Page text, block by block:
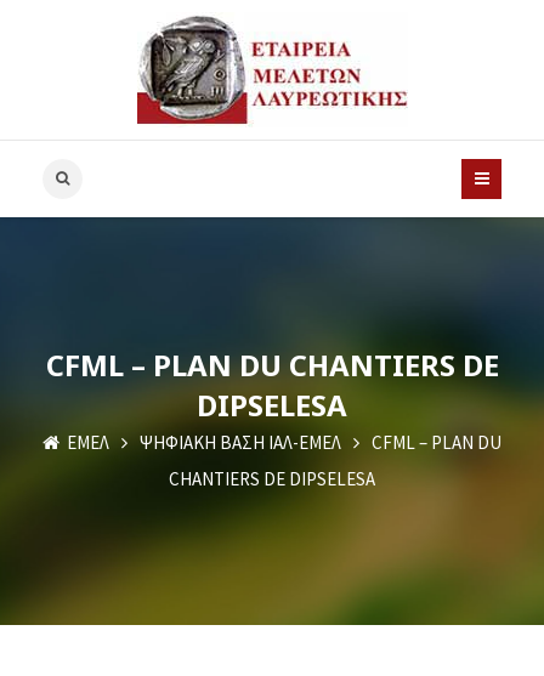
CFML – PLAN DU CHANTIERS DE
DIPSELESA
ΕΜΕΛ ΨΗΦΙΑΚΗ ΒΑΣΗ ΙΑΛ-ΕΜΕΛ
CFML – PLAN DU
CHANTIERS DE DIPSELESA